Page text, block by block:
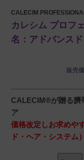
CALECIM
カレシム プロフ
名：アドバンス
販売
CALECIM®が贈る臍
ア
価格改定しお求めや
ド・ヘア・システム）